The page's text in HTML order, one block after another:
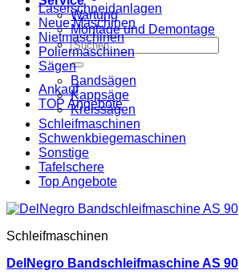
Wartung
Montage und Demontage
Suche
nach:
Ankauf
TOP Angebote
Laserschneidanlagen
Neue Maschinen
Nietmaschinen
Poliermaschinen
Sägen
Bandsägen
Kappsäge
Kreissägen
Schleifmaschinen
Schwenkbiegemaschinen
Sonstige
Tafelschere
Top Angebote
Schleifmaschinen
DelNegro Bandschleifmaschine AS 90